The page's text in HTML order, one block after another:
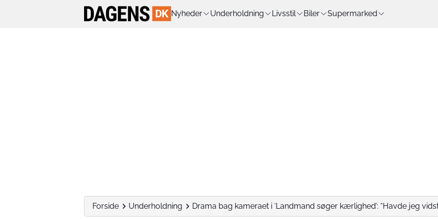
Nyheder Underholdning Livsstil Biler Supermarked
Forside Underholdning Drama bag kameraet i ‘Landmand søger kærlighed’: “Havde jeg